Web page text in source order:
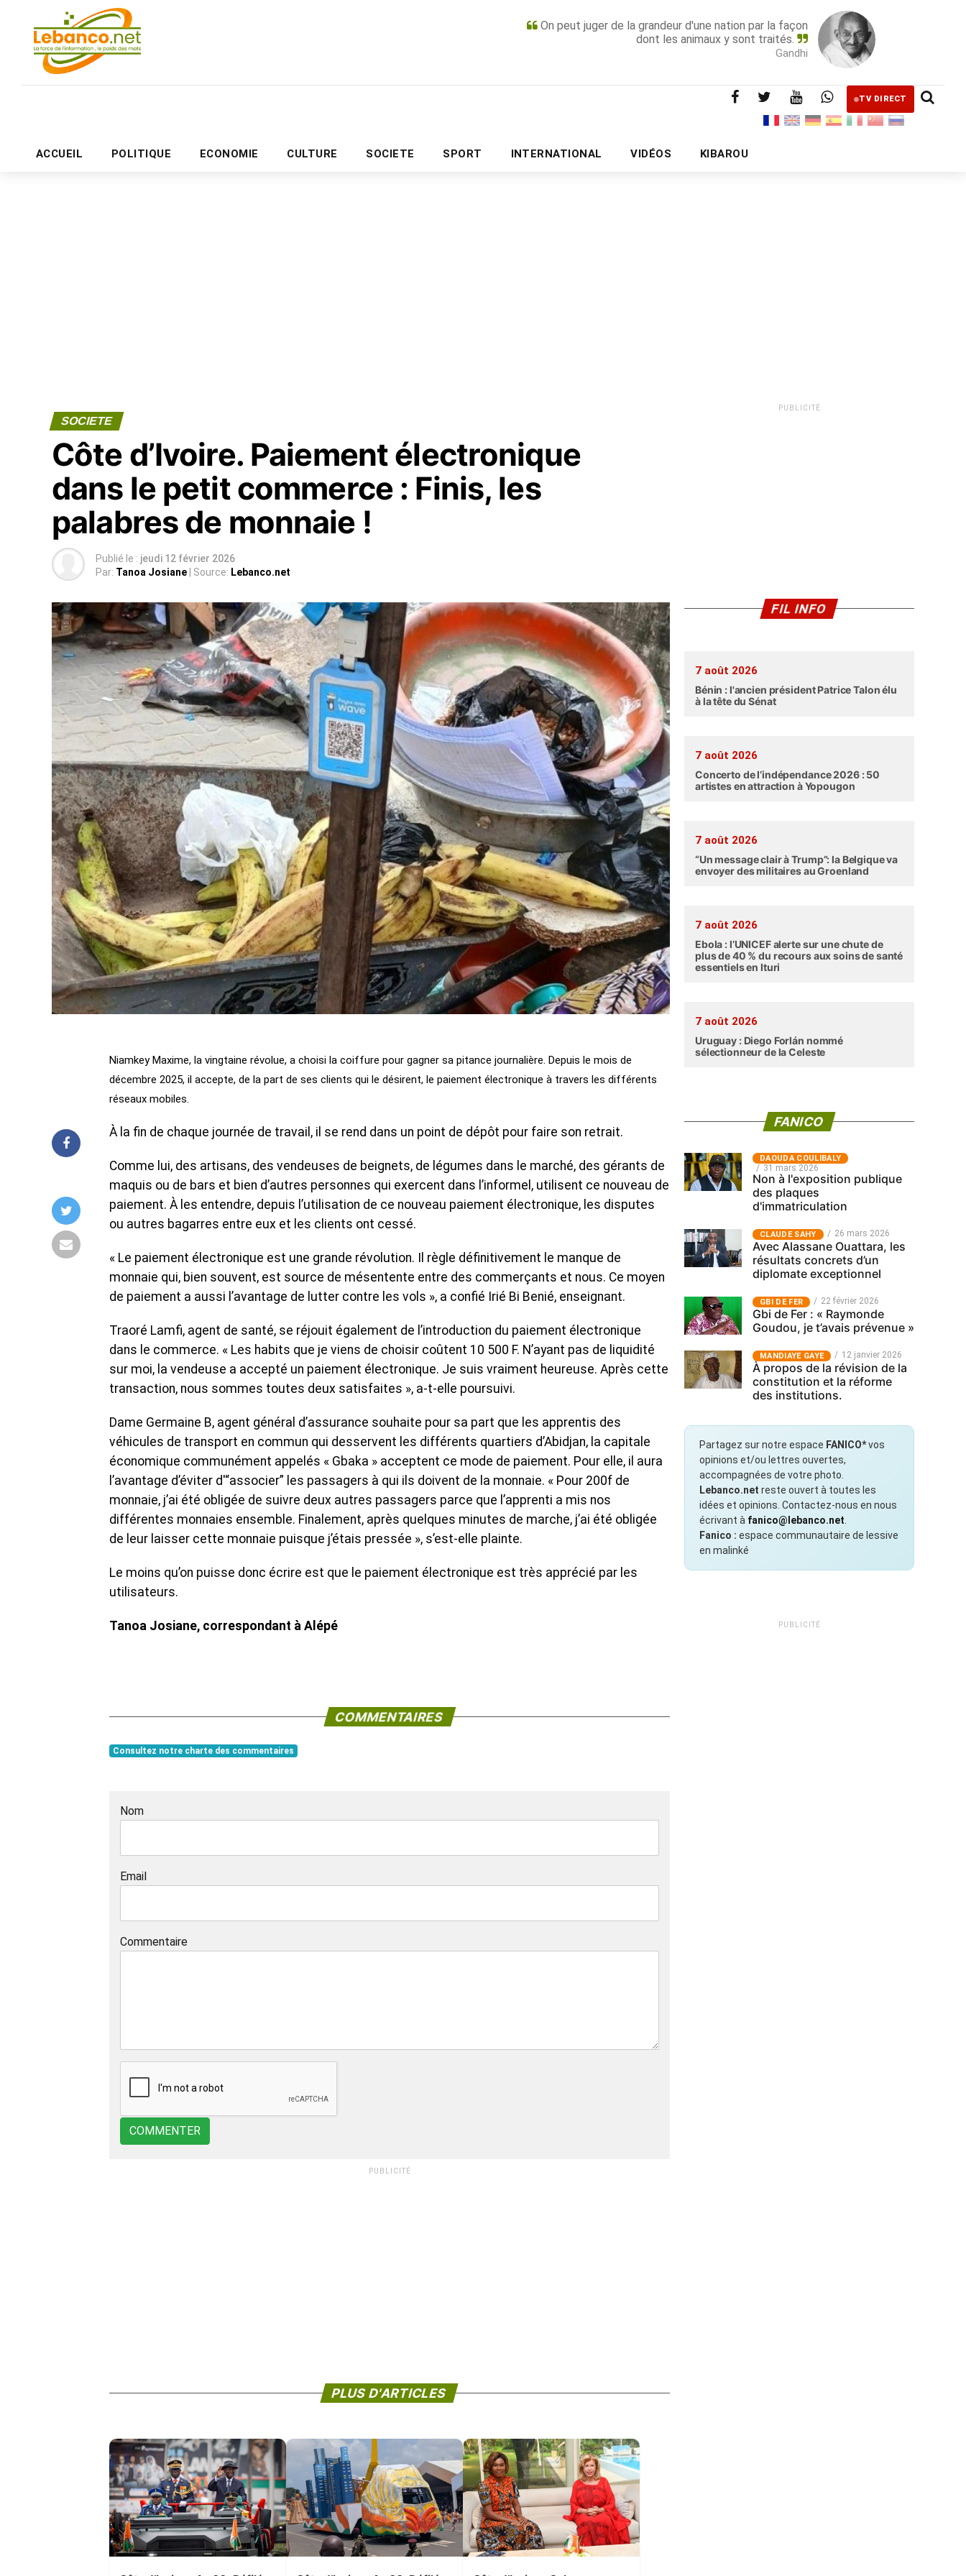
On peut juger de la grandeur d'une nation par la façon
dont les animaux y sont traités.
Gandhi
TV DIRECT
ACCUEIL POLITIQUE ECONOMIE CULTURE SOCIETE SPORT INTERNATIONAL VIDÉOS KIBAROU
PUBLICITÉ
SOCIETE
Côte d’Ivoire. Paiement électronique
dans le petit commerce : Finis, les
palabres de monnaie !
Publié le : jeudi 12 février 2026
Par: Tanoa Josiane | Source: Lebanco.net
Niamkey Maxime, la vingtaine révolue, a choisi la coiffure pour gagner sa pitance journalière. Depuis le mois de
décembre 2025, il accepte, de la part de ses clients qui le désirent, le paiement électronique à travers les différents
réseaux mobiles.
À la fin de chaque journée de travail, il se rend dans un point de dépôt pour faire son retrait.
Comme lui, des artisans, des vendeuses de beignets, de légumes dans le marché, des gérants de
maquis ou de bars et bien d’autres personnes qui exercent dans l’informel, utilisent ce nouveau de
paiement. À les entendre, depuis l’utilisation de ce nouveau paiement électronique, les disputes
ou autres bagarres entre eux et les clients ont cessé.
« Le paiement électronique est une grande révolution. Il règle définitivement le manque de
monnaie qui, bien souvent, est source de mésentente entre des commerçants et nous. Ce moyen
de paiement a aussi l’avantage de lutter contre les vols », a confié Irié Bi Benié, enseignant.
Traoré Lamfi, agent de santé, se réjouit également de l’introduction du paiement électronique
dans le commerce. « Les habits que je viens de choisir coûtent 10 500 F. N’ayant pas de liquidité
sur moi, la vendeuse a accepté un paiement électronique. Je suis vraiment heureuse. Après cette
transaction, nous sommes toutes deux satisfaites », a-t-elle poursuivi.
Dame Germaine B, agent général d’assurance souhaite pour sa part que les apprentis des
véhicules de transport en commun qui desservent les différents quartiers d’Abidjan, la capitale
économique communément appelés « Gbaka » acceptent ce mode de paiement. Pour elle, il aura
l’avantage d’éviter d'“associer” les passagers à qui ils doivent de la monnaie. « Pour 200f de
monnaie, j’ai été obligée de suivre deux autres passagers parce que l’apprenti a mis nos
différentes monnaies ensemble. Finalement, après quelques minutes de marche, j’ai été obligée
de leur laisser cette monnaie puisque j’étais pressée », s’est-elle plainte.
Le moins qu’on puisse donc écrire est que le paiement électronique est très apprécié par les
utilisateurs.
Tanoa Josiane, correspondant à Alépé
COMMENTAIRES
Consultez notre charte des commentaires
Nom
Email
Commentaire
COMMENTER
PUBLICITÉ
PLUS D'ARTICLES
PUBLICITÉ
FIL INFO
7 août 2026
Bénin : l'ancien président Patrice Talon élu
à la tête du Sénat
7 août 2026
Concerto de l’indépendance 2026 : 50
artistes en attraction à Yopougon
7 août 2026
“Un message clair à Trump”: la Belgique va
envoyer des militaires au Groenland
7 août 2026
Ebola : l’UNICEF alerte sur une chute de
plus de 40 % du recours aux soins de santé
essentiels en Ituri
7 août 2026
Uruguay : Diego Forlán nommé
sélectionneur de la Celeste
FANICO
‎DAOUDA COULIBALY
31 mars 2026
Non à l'exposition publique
des plaques
d'immatriculation
CLAUDE SAHY 26 mars 2026
Avec Alassane Ouattara, les
résultats concrets d’un
diplomate exceptionnel
GBI DE FER 22 février 2026
Gbi de Fer : « Raymonde
Goudou, je t’avais prévenue »
MANDIAYE GAYE 12 janvier 2026
À propos de la révision de la
constitution et la réforme
des institutions.
Partagez sur notre espace FANICO*vos
opinions et/ou lettres ouvertes,
accompagnées de votre photo.
Lebanco.net reste ouvert à toutes les
idées et opinions. Contactez-nous en nous
écrivant à fanico@lebanco.net
Fanico : espace communautaire de lessive
en malinké
PUBLICITÉ